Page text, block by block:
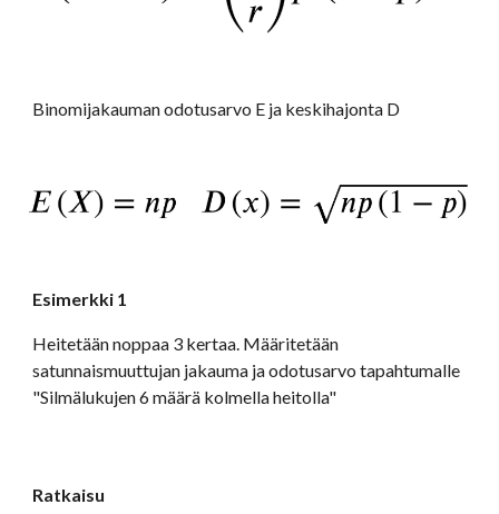
Binomijakauman odotusarvo E ja keskihajonta D
Esimerkki 1
Heitetään noppaa 3 kertaa. Määritetään
satunnaismuuttujan jakauma ja odotusarvo tapahtumalle
"Silmälukujen 6 määrä kolmella heitolla"
Ratkaisu